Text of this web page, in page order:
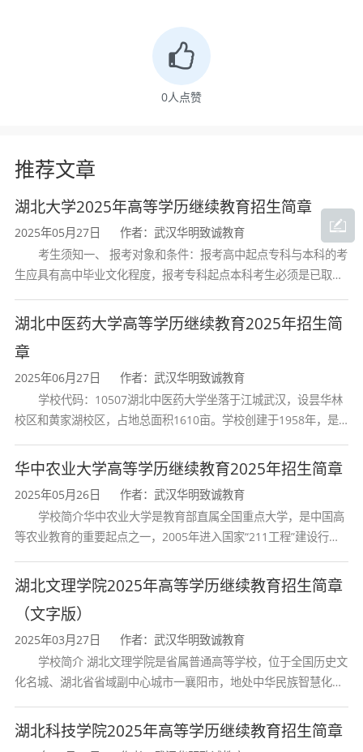
应用性。核心课程包括：
：教育学原理、普通心理学、发展心
理学、教育心理学、教育研究方法。
育通论、教育统计测量评价。
教学实务类：课程论、教学论、德育原理、教育
管理学、教育行政学。
拓展方向类：教育社会学、教育法学、比较教育
学、教育哲学、教育改革专题、中小学学科教学
法等。
实践环节
教育调查与案例分析等实践教学环节，强化学生
的课堂教学实操能力。
四、入学考试科目
报考湖北大学成教教育学高起本专业的考生，
文科类，考试科目为：
科目类别
统考科目 语文、数学（
综合科目 史地综合（历
0人点赞
推荐文章
湖北大学2025年高等学历继续教育招生简章
2025年05月27日
作者：武汉华明致诚教育
考生须知一、 报考对象和条件：报考高中起点专科与本科的考
生应具有高中毕业文化程度，报考专科起点本科考生必须是已取得
构颁发的大学专科毕业证书的人
湖北中医药大学高等学历继续教育2025年招生简
章
2025年06月27日
作者：武汉华明致诚教育
学校代码：10507湖北中医药大学坐落于江城武汉，设昙华林
校区和黄家湖校区，占地总面积1610亩。学校创建于1958年，是
育和最早开办中医研究
华中农业大学高等学历继续教育2025年招生简章
2025年05月26日
作者：武汉华明致诚教育
学校简介华中农业大学是教育部直属全国重点大学，是中国高
等农业教育的重要起点之一，2005年进入国家“211工程”建设行
首轮“双一流”成效
湖北文理学院2025年高等学历继续教育招生简章
（文字版）
2025年03月27日
作者：武汉华明致诚教育
学校简介 湖北文理学院是省属普通高等学校，位于全国历史文
化名城、湖北省省域副中心城市一襄阳市，地处中华民族智慧化身
学校、全国普通
湖北科技学院2025年高等学历继续教育招生简章